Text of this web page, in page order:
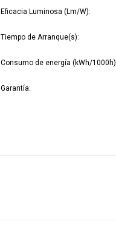
Eficacia Luminosa (Lm/W)
Tiempo de Arranque(s)
Consumo de energía (kWh/1000h)
Garantía